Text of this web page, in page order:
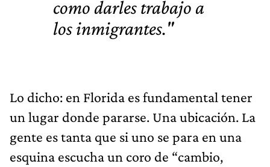
como darles trabajo a
los inmigrantes."
Lo dicho: en Florida es fundamental tener
un lugar donde pararse. Una ubicación. La
gente es tanta que si uno se para en una
esquina escucha un coro de “cambio,